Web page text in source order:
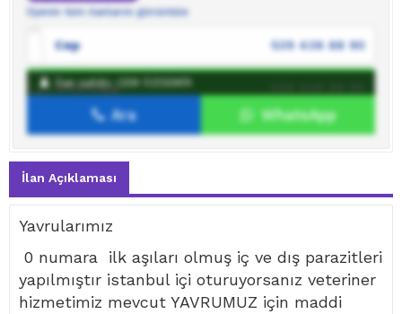
Üyenin tüm ilanlarını görüntüle
Cep 539 436 88 90
WhatsApp
İlan sahibine mesaj gönder
İlan sahibi: CEM ÖZDEMİR
Ara WhatsApp
İlan Açıklaması
Yavrularımız
0 numara ilk aşıları olmuş iç ve dış parazitleri
yapılmıştır istanbul içi oturuyorsanız veteriner
hizmetimiz mevcut YAVRUMUZ için maddi